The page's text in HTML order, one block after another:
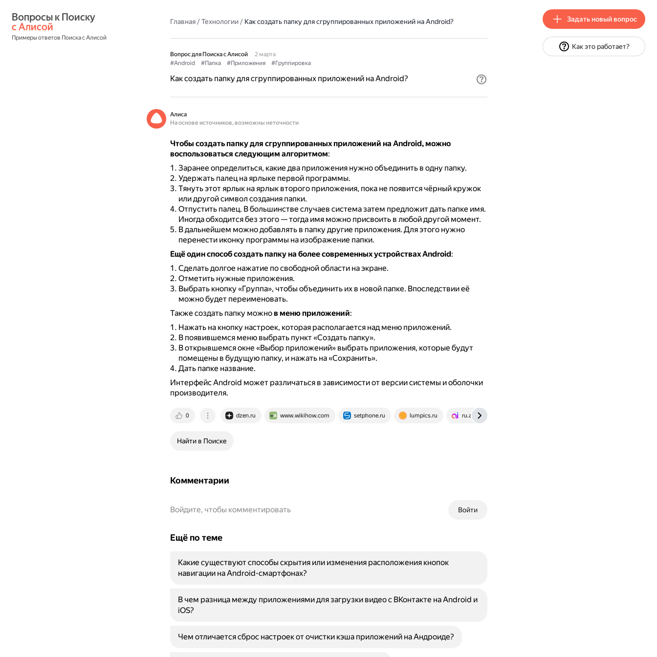
с Алисой
Примеры ответов Поиска с Алисой
Главная/Технологии/ Как создать папку для сгруппированных приложений на Android?
Вопрос для Поиска с Алисой
2 марта
#Android
#Папка #Приложения #Группировка
Как создать папку для сгруппированных приложений на Android?
Алиса
На основе источников, возможны неточности
Чтобы создать папку для сгруппированных приложений на Android, можно
воспользоваться следующим алгоритмом:
Заранее определиться, какие два приложения нужно объединить в одну папку.
Удержать палец на ярлыке первой программы.
Тянуть этот ярлык на ярлык второго приложения, пока не появится чёрный кружок
или другой символ создания папки.
Отпустить палец. В большинстве случаев система затем предложит дать папке имя.
Иногда обходится без этого — тогда имя можно присвоить в любой другой момент.
В дальнейшем можно добавлять в папку другие приложения. Для этого нужно
перенести иконку программы на изображение папки.
Ещё один способ создать папку на более современных устройствах Android:
Сделать долгое нажатие по свободной области на экране.
Отметить нужные приложения.
Выбрать кнопку «Группа», чтобы объединить их в новой папке. Впоследствии её
можно будет переименовать.
Также создать папку можно в меню приложений:
Нажать на кнопку настроек, которая располагается над меню приложений.
В появившемся меню выбрать пункт «Создать папку».
В открывшемся окне «Выбор приложений» выбрать приложения, которые будут
помещены в будущую папку, и нажать на «Сохранить».
Дать папке название.
Интерфейс Android может различаться в зависимости от версии системы и оболочки
производителя.
0 dzen.ru www.wikihow.com setphone.ru lumpics.ru ru.aiseesoft.com
Найти в Поиске
Комментарии
Войти
Войдите, чтобы комментировать
Ещё по теме
Какие существуют способы скрытия или изменения расположения кнопок
навигации на Android-смартфонах?
В чем разница между приложениями для загрузки видео с ВКонтакте на Android и
iOS?
Чем отличается сброс настроек от очистки кэша приложений на Андроиде?
Задать новый вопрос
Как это работает?